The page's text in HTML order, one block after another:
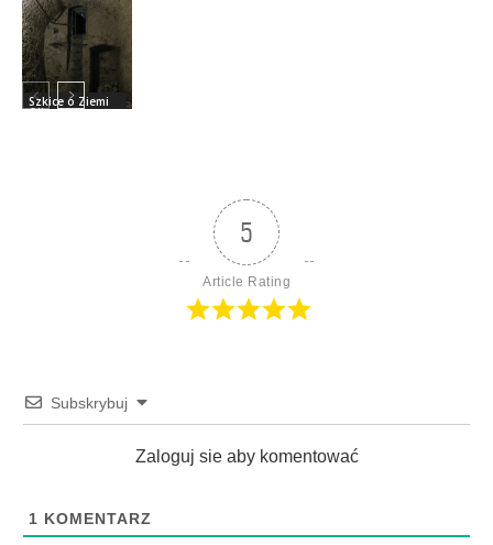
Szkice o Ziemi
Olkuskiej
5
Article Rating
Subskrybuj
Zaloguj sie aby komentować
1 KOMENTARZ